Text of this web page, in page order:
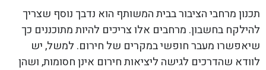
תכנון מרחבי הציבור בבית המשותף הוא נדבך נוסף שצריך
להילקח בחשבון. מרחבים אלו צריכים להיות מתוכננים כך
שיאפשרו מעבר חופשי במקרים של חירום. למשל, יש
לוודא שהדרכים לגישה ליציאות חירום אינן חסומות, ושהן